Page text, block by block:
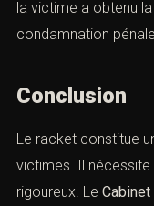
la victime a obtenu
intérêts (CA Versailles
3). Extorsion
diffusion de
la victime a obtenu